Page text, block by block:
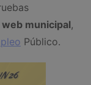
web municipal,
Público.